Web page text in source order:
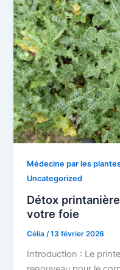
Médecine par les
Uncategorized
Détox
votre foie
Célia/13 février 2026
Introduction : Le